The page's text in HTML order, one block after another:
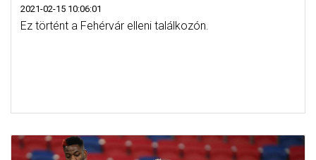
2021-02-15 10:06:01
Ez történt a Fehérvár elleni találkozón.